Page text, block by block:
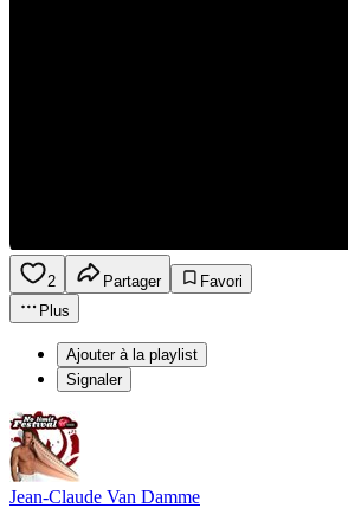
2 Partager
Favori
Plus
Ajouter à la playlist
Signaler
Jean-Claude Van Damme